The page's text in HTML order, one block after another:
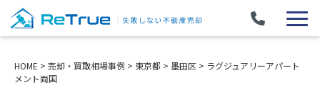
HOME > 売却・買取相場事例 > 東京都 > 墨田区 > ラグジュアリーアパート
メント両国